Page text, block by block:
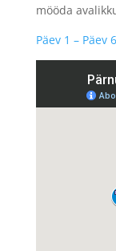
mööda
Päev 1 – Päev 6